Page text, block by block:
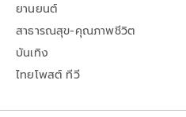
ยานยนต์
สาธารณสุข-คุณภาพชีวิต
บันเทิง
ไทยโพสต์ ทีวี